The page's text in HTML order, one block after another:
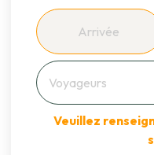
Veuillez